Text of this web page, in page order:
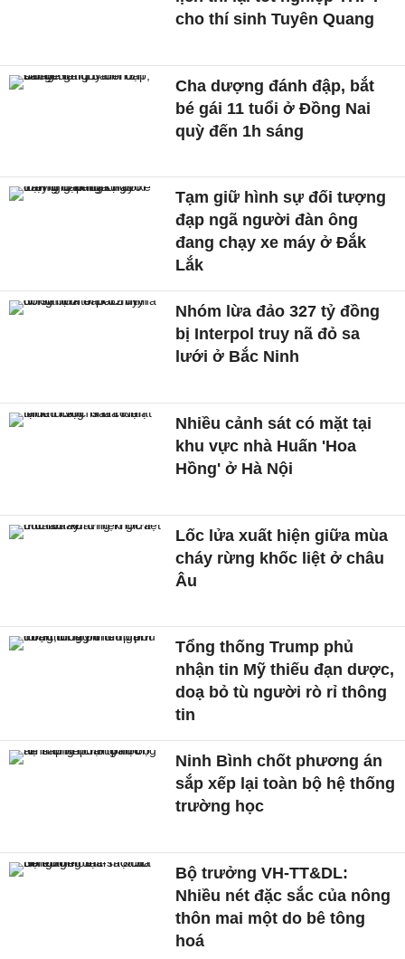
cho thí sinh Tuyên Quang
Cha dượng đánh đập, bắt
bé gái 11 tuổi ở Đồng Nai
quỳ đến 1h sáng
Tạm giữ hình sự đối tượng
đạp ngã người đàn ông
đang chạy xe máy ở Đắk
Lắk
Nhóm lừa đảo 327 tỷ đồng
bị Interpol truy nã đỏ sa
lưới ở Bắc Ninh
Nhiều cảnh sát có mặt tại
khu vực nhà Huấn 'Hoa
Hồng' ở Hà Nội
Lốc lửa xuất hiện giữa mùa
cháy rừng khốc liệt ở châu
Âu
Tổng thống Trump phủ
nhận tin Mỹ thiếu đạn dược,
doạ bỏ tù người rò rỉ thông
tin
Ninh Bình chốt phương án
sắp xếp lại toàn bộ hệ thống
trường học
Bộ trưởng VH-TT&DL:
Nhiều nét đặc sắc của nông
thôn mai một do bê tông
hoá